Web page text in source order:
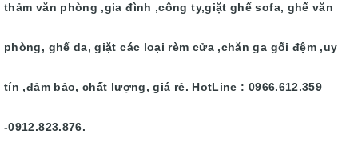
thảm văn phòng ,gia đình ,công ty,giặt ghế sofa, ghế văn
phòng, ghế da, giặt các loại rèm cửa ,chăn ga gối đệm ,uy
tín ,đảm bảo, chất lượng, giá rẻ. HotLine : 0966.612.359
-0912.823.876.